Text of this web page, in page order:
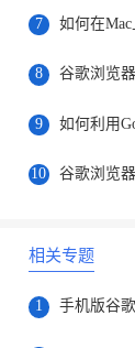
7 如何在Mac
8
9
10
相关专题
1 手机版谷